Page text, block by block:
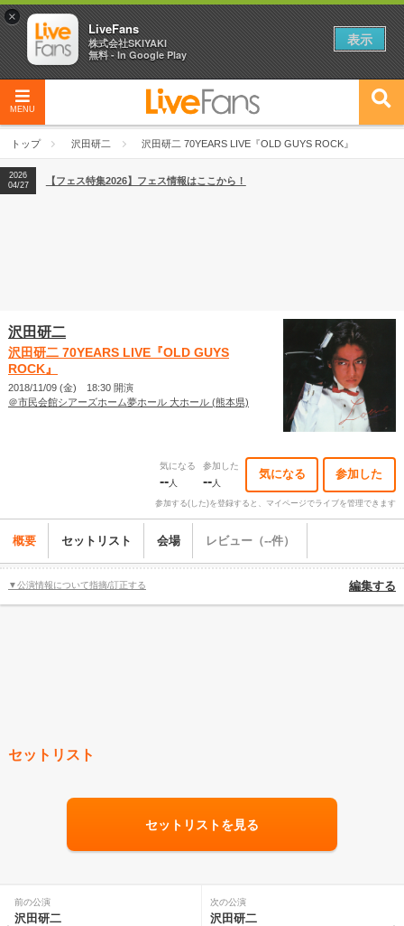
MENU
トップ 沢田研二 沢田研二 70YEARS LIVE『OLD GUYS ROCK』
2026
04/27
2026
【ライブ動員ランキング】2026年上半期編発表！
2026
04/27
【フェス特集2026】フェス情報はここから！
沢田研二
沢田研二 70YEARS LIVE『OLD GUYS
ROCK』
2018/11/09 (金) 18:30 開演
＠市民会館シアーズホーム夢ホール 大ホール (熊本県)
気になる
--人
参加した
--人
気になる 参加した
参加する(した)を登録すると、マイページでライブを管理できます
概要 セットリスト 会場 レビュー（--件）
▼公演情報について指摘/訂正する 編集する
セットリスト
セットリストを見る
前の公演
沢田研二
次の公演
沢田研二
×
LiveFans
株式会社SKIYAKI
無料 - In Google Play
表示